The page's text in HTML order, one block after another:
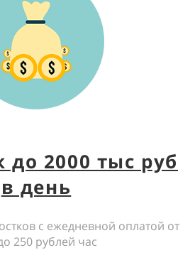
до 2000 тыс руб
в день
с ежедневной оплатой от
250 рублей час